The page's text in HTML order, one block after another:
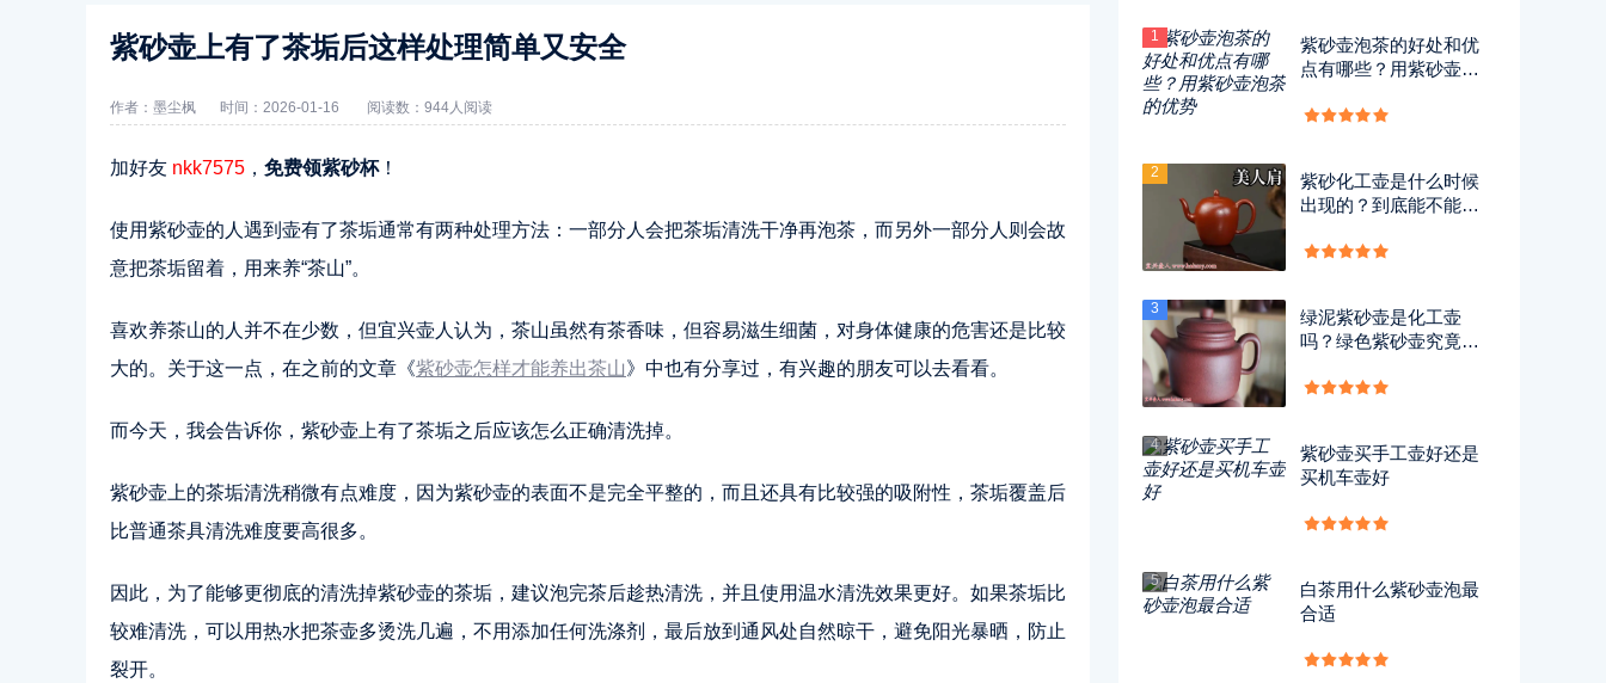
紫砂壶上有了茶垢后这样处理简单又安全
作者：墨尘枫 时间：2026-01-16 阅读数： 944人阅读
加好友 nkk7575 ， 免费领紫砂杯！
使用紫砂壶的人遇到壶有了茶垢通常有两种处理方法：一部分人会把茶垢清洗干净再泡茶，而另外一部分人则会故
意把茶垢留着，用来养“茶山”。
喜欢养茶山的人并不在少数，但宜兴壶人认为，茶山虽然有茶香味，但容易滋生细菌，对身体健康的危害还是比较
大的。关于这一点，在之前的文章《紫砂壶怎样才能养出茶山》中也有分享过，有兴趣的朋友可以去看看。
而今天，我会告诉你，紫砂壶上有了茶垢之后应该怎么正确清洗掉。
紫砂壶上的茶垢清洗稍微有点难度，因为紫砂壶的表面不是完全平整的，而且还具有比较强的吸附性，茶垢覆盖后
比普通茶具清洗难度要高很多。
因此，为了能够更彻底的清洗掉紫砂壶的茶垢，建议泡完茶后趁热清洗，并且使用温水清洗效果更好。如果茶垢比
较难清洗，可以用热水把茶壶多烫洗几遍，不用添加任何洗涤剂，最后放到通风处自然晾干，避免阳光暴晒，防止
裂开。
1
紫砂壶泡茶的好处和优
点有哪些？用紫砂壶泡
2
紫砂化工壶是什么时候
出现的？到底能不能
3
绿泥紫砂壶是化工壶
吗？绿色紫砂壶究竟有
4
紫砂壶买手工壶好还是
买机车壶好
5
白茶用什么紫砂壶泡最
合适